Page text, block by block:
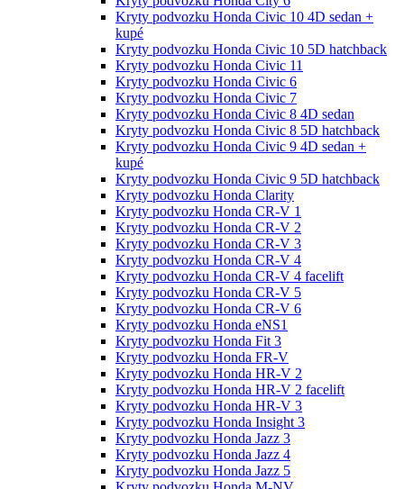
Kryty podvozku Honda Civic 10 4D sedan +
kupé
Kryty podvozku Honda Civic 10 5D hatchback
Kryty podvozku Honda Civic 11
Kryty podvozku Honda Civic 6
Kryty podvozku Honda Civic 7
Kryty podvozku Honda Civic 8 4D sedan
Kryty podvozku Honda Civic 8 5D hatchback
Kryty podvozku Honda Civic 9 4D sedan +
kupé
Kryty podvozku Honda Civic 9 5D hatchback
Kryty podvozku Honda Clarity
Kryty podvozku Honda CR-V 1
Kryty podvozku Honda CR-V 2
Kryty podvozku Honda CR-V 3
Kryty podvozku Honda CR-V 4
Kryty podvozku Honda CR-V 4 facelift
Kryty podvozku Honda CR-V 5
Kryty podvozku Honda CR-V 6
Kryty podvozku Honda eNS1
Kryty podvozku Honda Fit 3
Kryty podvozku Honda FR-V
Kryty podvozku Honda HR-V 2
Kryty podvozku Honda HR-V 2 facelift
Kryty podvozku Honda HR-V 3
Kryty podvozku Honda Insight 3
Kryty podvozku Honda Jazz 3
Kryty podvozku Honda Jazz 4
Kryty podvozku Honda Jazz 5